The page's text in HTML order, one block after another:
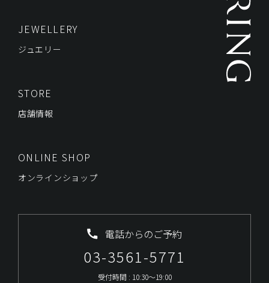
JEWELLERY
ジュエリー
STORE
店舗情報
ONLINE SHOP
オンラインショップ
電話からのご予約
03-3561-5771
受付時間 : 10:30～19:00